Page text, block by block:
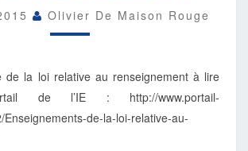
Olivier De Maison Rouge
de la loi relative au renseignement à lire
de l’IE : http://www.portail-
Enseignements-de-la-loi-relative-au-